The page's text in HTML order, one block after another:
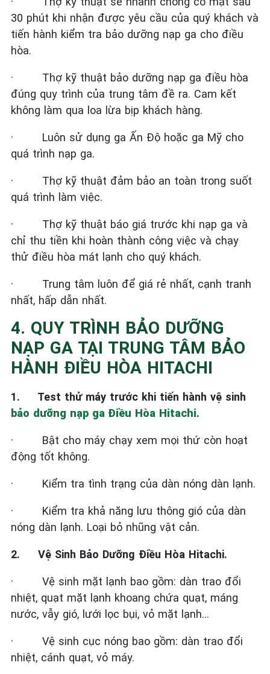
30 phút khi nhận được yêu cầu của quý khách và
tiến hành kiểm tra bảo dưỡng nạp ga cho điều
hòa.
· Thợ kỹ thuật bảo dưỡng nạp ga điều hòa
đúng quy trình của trung tâm đề ra. Cam kết
không làm qua loa lừa bịp khách hàng.
· Luôn sử dụng ga Ấn Độ hoặc ga Mỹ cho
quá trình nạp ga.
· Thợ kỹ thuật đảm bảo an toàn trong suốt
quá trình làm việc.
· Thợ kỹ thuật báo giá trước khi nạp ga và
chỉ thu tiền khi hoàn thành công việc và chạy
thử điều hòa mát lạnh cho quý khách.
· Trung tâm luôn để giá rẻ nhất, cạnh tranh
nhất, hấp dẫn nhất.
4. QUY TRÌNH BẢO DƯỠNG
NẠP GA TẠI TRUNG TÂM BẢO
HÀNH ĐIỀU HÒA HITACHI
1. Test thử máy trước khi tiến hành vệ sinh
bảo dưỡng nạp ga Điều Hòa Hitachi.
· Bật cho máy chạy xem mọi thứ còn hoạt
động tốt không.
· Kiểm tra tình trạng của dàn nóng dàn lạnh.
· Kiểm tra khả năng lưu thông gió của dàn
nóng dàn lạnh. Loại bỏ nhũng vật cản.
2. Vệ Sinh Bảo Dưỡng Điều Hòa Hitachi.
· Vệ sinh mặt lạnh bao gồm: dàn trao đổi
nhiệt, quạt mặt lạnh khoang chứa quạt, máng
nước, vẫy gió, lưới lọc bụi, vỏ mặt lạnh…
· Vệ sinh cục nóng bao gồm: dàn trao đổi
nhiệt, cánh quạt, vỏ máy.